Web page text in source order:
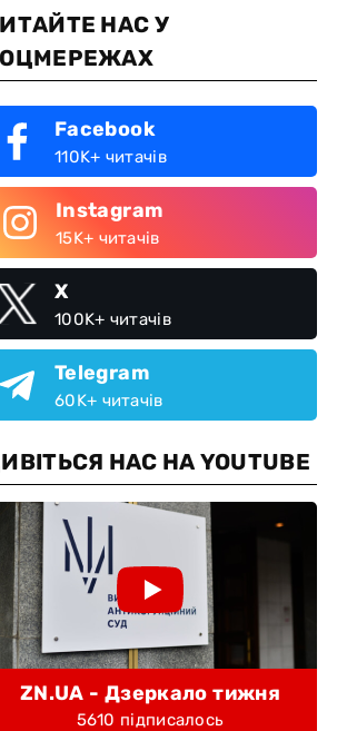
НАС У
Facebook
110K+ читачів
Instagram
15K+ читачів
X
100K+ читачів
Telegram
60K+ читачів
НАС НА YOUTUBE
ZN.UA - Дзеркало тижня
5610 підписалось